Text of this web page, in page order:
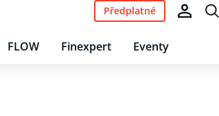
FLOW Finexpert Eventy
Předplatné